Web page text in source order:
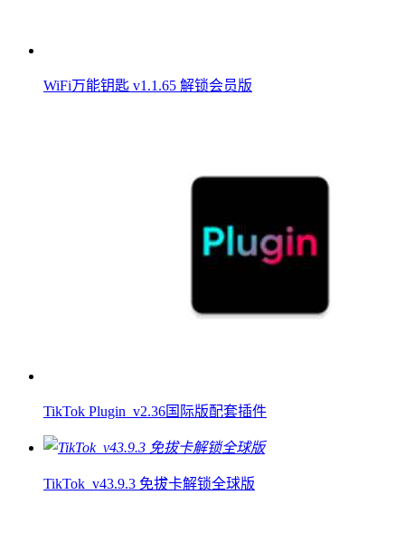
WiFi万能钥匙 v1.1.65 解锁会员版
TikTok Plugin_v2.36国际版配套插件
TikTok_v43.9.3 免拔卡解锁全球版